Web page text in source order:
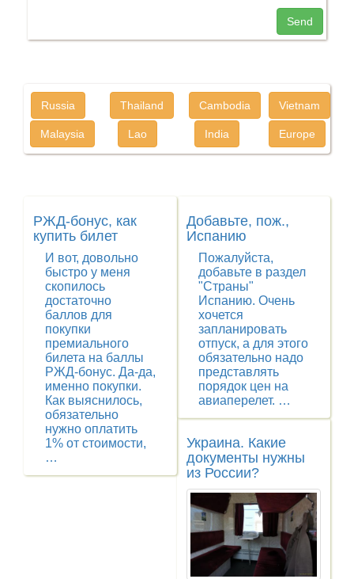
Send
Russia Thailand Cambodia Vietnam
Malaysia Lao India Europe
РЖД-бонус, как
купить билет
И вот, довольно
быстро у меня
скопилось
достаточно
баллов для
покупки
премиального
билета на баллы
РЖД-бонус. Да-да,
именно покупки.
Как выяснилось,
обязательно
нужно оплатить
1% от стоимости,
…
Добавьте, пож.,
Испанию
Пожалуйста,
добавьте в раздел
"Страны"
Испанию. Очень
хочется
запланировать
отпуск, а для этого
обязательно надо
представлять
порядок цен на
авиаперелет. …
Украина. Какие
документы нужны
из России?